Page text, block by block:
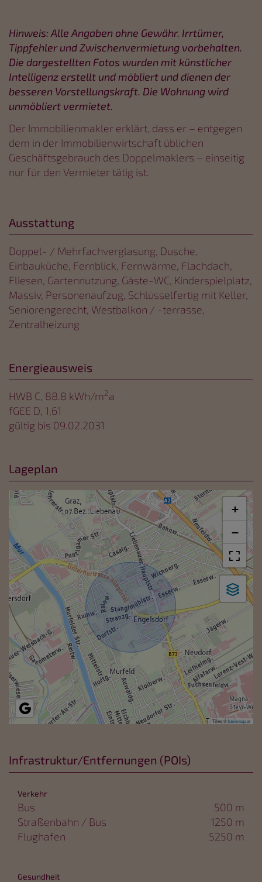
Hinweis: Alle Angaben ohne Gewähr. Irrtümer,
Tippfehler und Zwischenvermietung vorbehalten.
Die dargestellten Fotos wurden mit künstlicher
Intelligenz erstellt und möbliert und dienen der
besseren Vorstellungskraft. Die Wohnung wird
unmöbliert vermietet.
Der Immobilienmakler erklärt, dass er – entgegen
dem in der Immobilienwirtschaft üblichen
Geschäftsgebrauch des Doppelmaklers – einseitig
nur für den Vermieter tätig ist.
Ausstattung
Doppel- / Mehrfachverglasung Dusche
Einbauküche Fernblick Fernwärme Flachdach
Fliesen Gartennutzung Gäste-WC Kinderspielplatz
Massiv Personenaufzug Schlüsselfertig mit Keller
Seniorengerecht Westbalkon / -terrasse
Zentralheizung
Energieausweis
HWB C, 88.8 kWh/m2a
fGEE D, 1,61
gültig bis 09.02.2031
Lageplan
+
−
Tiles ©basemap.at
Infrastruktur/Entfernungen (POIs)
Verkehr
Bus
500 m
Straßenbahn / Bus
1250 m
Flughafen
5250 m
Gesundheit